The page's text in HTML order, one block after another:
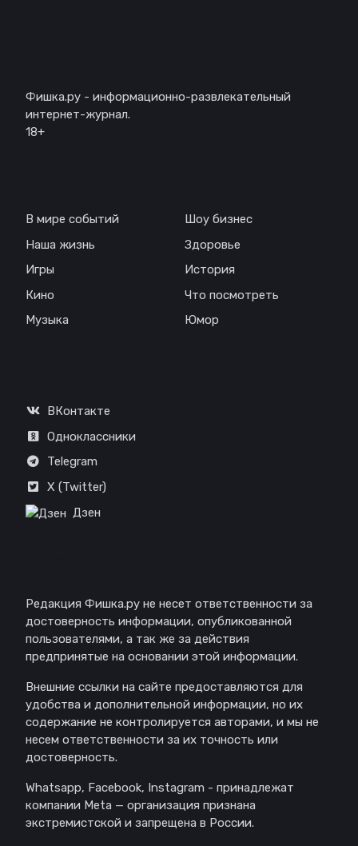
Фишка.ру - информационно-развлекательный
интернет-журнал.
18+
В мире событий
Наша жизнь
Игры
Кино
Музыка
Шоу бизнес
Здоровье
История
Что посмотреть
Юмор
ВКонтакте
Одноклассники
Telegram
X (Twitter)
Дзен
Редакция Фишка.ру не несет ответственности за
достоверность информации, опубликованной
пользователями, а так же за действия
предпринятые на основании этой информации.
Внешние ссылки на сайте предоставляются для
удобства и дополнительной информации, но их
содержание не контролируется авторами, и мы не
несем ответственности за их точность или
достоверность.
Whatsapp, Facebook, Instagram - принадлежат
компании Meta — организация признана
экстремистской и запрещена в России.